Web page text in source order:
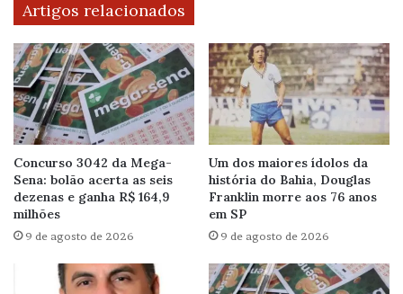
Artigos relacionados
Concurso 3042 da Mega-
Sena: bolão acerta as seis
dezenas e ganha R$ 164,9
milhões
9 de agosto de 2026
Um dos maiores ídolos da
história do Bahia, Douglas
Franklin morre aos 76 anos
em SP
9 de agosto de 2026